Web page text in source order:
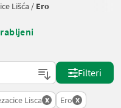
Lišća / Ero
Filteri
Lisca x Ero x